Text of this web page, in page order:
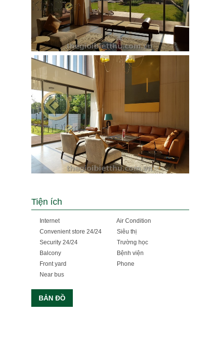
Tiện ích
Internet
Air Condition
Convenient store 24/24
Siêu thị
Security 24/24
Trường học
Balcony
Bệnh viện
Front yard
Phone
Near bus
BẢN ĐỒ